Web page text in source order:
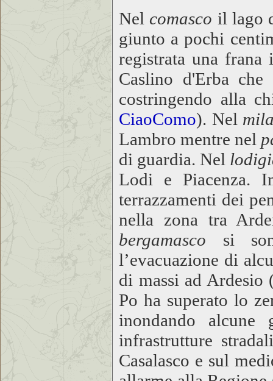
Nel comasco il lago
giunto a pochi
registrata una frana
Caslino d'Erba
costringendo alla
CiaoComo). Nel
Lambro mentre nel
di guardia. Nel
Lodi e Piacenza.
terrazzamenti dei
nella zona tra
bergamasco si
l’evacuazione di
di massi ad
Po ha superato lo
inondando
infrastrutture
Casalasco e sul